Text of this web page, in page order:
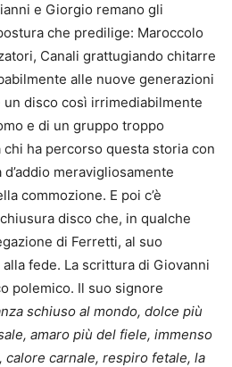
e Giorgio remano gli
che predilige: Maroccolo
Canali grattugiando chitarre
alle nuove generazioni
disco così irrimediabilmente
e di un gruppo troppo
chi ha percorso questa storia con
meravigliosamente
commozione. E poi c’è
disco che, in qualche
di Ferretti, al suo
fede. La scrittura di Giovanni
polemico. Il suo signore
schiuso al mondo, dolce più
amaro più del fiele, immenso
carnale, respiro fetale, la